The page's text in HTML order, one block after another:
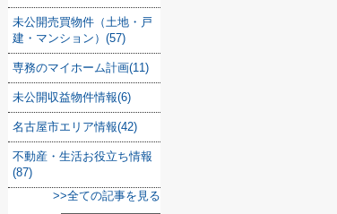
未公開売買物件（土地・戸
建・マンション）(57)
専務のマイホーム計画(11)
未公開収益物件情報(6)
名古屋市エリア情報(42)
不動産・生活お役立ち情報
(87)
>>全ての記事を見る